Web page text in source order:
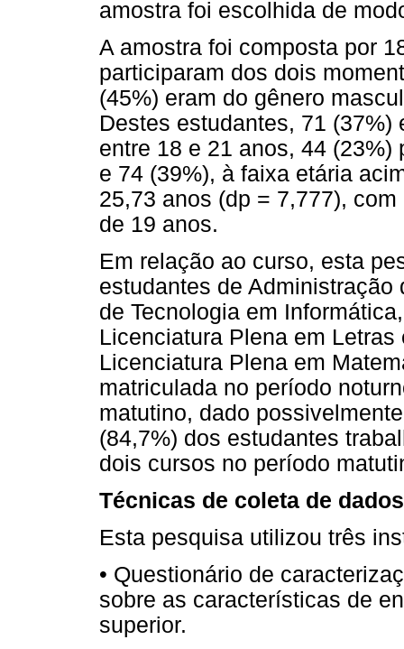
amostra foi escolhida de
A amostra foi composta por
participaram dos dois
(45%) eram do gênero
Destes estudantes, 71
entre 18 e 21 anos, 44
e 74 (39%), à faixa etária
25,73 anos (dp = 7,777),
de 19 anos.
Em relação ao curso, esta
estudantes de
de Tecnologia em
Licenciatura Plena em
Licenciatura Plena em
matriculada no período
matutino, dado
(84,7%) dos estudantes
dois cursos no período
Técnicas de coleta de dados
Esta pesquisa utilizou três
• Questionário de
sobre as características de
superior.